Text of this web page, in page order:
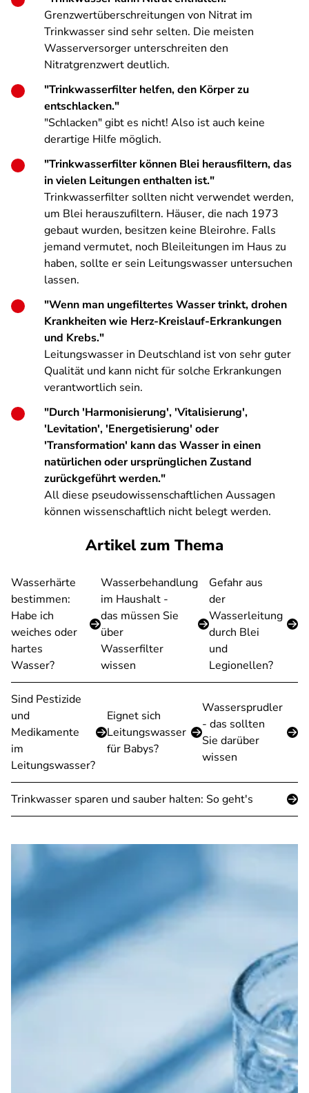
Grenzwertüberschreitungen von Nitrat im
Trinkwasser sind sehr selten. Die meisten
Wasserversorger unterschreiten den
Nitratgrenzwert deutlich.
"Trinkwasserfilter helfen, den Körper zu
entschlacken."
"Schlacken" gibt es nicht! Also ist auch keine
derartige Hilfe möglich.
"Trinkwasserfilter können Blei herausfiltern, das
in vielen Leitungen enthalten ist."
Trinkwasserfilter sollten nicht verwendet werden,
um Blei herauszufiltern. Häuser, die nach 1973
gebaut wurden, besitzen keine Bleirohre. Falls
jemand vermutet, noch Bleileitungen im Haus zu
haben, sollte er sein Leitungswasser untersuchen
lassen.
"Wenn man ungefiltertes Wasser trinkt, drohen
Krankheiten wie Herz-Kreislauf-Erkrankungen
und Krebs."
Leitungswasser in Deutschland ist von sehr guter
Qualität und kann nicht für solche Erkrankungen
verantwortlich sein.
"Durch 'Harmonisierung', 'Vitalisierung',
'Levitation', 'Energetisierung' oder
'Transformation' kann das Wasser in einen
natürlichen oder ursprünglichen Zustand
zurückgeführt werden."
All diese pseudowissenschaftlichen Aussagen
können wissenschaftlich nicht belegt werden.
Artikel zum Thema
Wasserhärte
bestimmen:
Habe ich
weiches oder
hartes
Wasser?
Wasserbehandlung
im Haushalt -
das müssen Sie
über
Wasserfilter
wissen
Gefahr aus
der
Wasserleitung
durch Blei
und
Legionellen?
Sind Pestizide
und
Medikamente
im
Leitungswasser?
Eignet sich
Leitungswasser
für Babys?
Wassersprudler
- das sollten
Sie darüber
wissen
Trinkwasser sparen und sauber halten: So geht's